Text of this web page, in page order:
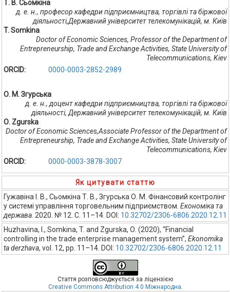
Т. В. Сьомкіна
д. е. н., професор кафедри підприємництва, торгівлі та біржової
діяльності,Державний університет телекомунікацій, м. Київ
T. Somkina
Doctor of Economic Sciences, Professor of the Department of
Entrepreneurship, Trade and Exchange Activities, State University of
Telecommunications, Kiev
ORCID:
0000-0003-2852-2989
О. М. Згурська
д. е. н., доцент кафедри підприємництва, торгівлі та біржової
діяльності, Державний університет телекомунікацій, м. Київ
О. Zgurska
Doctor of Economic Sciences,Associate Professor of the Department of
Entrepreneurship, Trade and Exchange Activities, State University of
Telecommunications, Kiev
ORCID:
0000-0003-3878-3007
Як цитувати статтю
Гужавіна І. В., Сьомкіна Т. В., Згурська О. М. Фінансовий контролінг
у системі управління торговельним підприємством. Економіка та
держава . 2020. № 12. С. 11–14. DOI: 10.32702/2306-6806.2020.12.11
Huzhavina, I., Somkina, T. and Zgurska, О. (2020), “Financial
controlling in the trade enterprise management system”, Ekonomika
ta derzhava, vol. 12, pp. 11–14. DOI: 10.32702/2306-6806.2020.12.11
Стаття розповсюджується за ліцензією
Creative Commons Attribution 4.0 Міжнародна